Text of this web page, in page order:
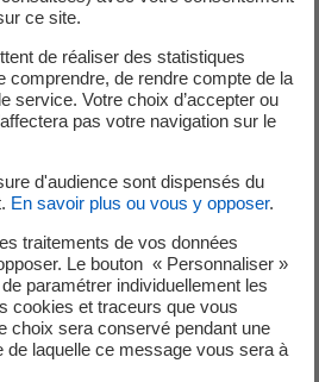
thématiquesde
utiles
sont gourmands en énergie.
pour réaliser des économies.
ce site.
de réaliser des statistiques
comprendre, de rendre compte de la
service. Votre choix d’accepter ou
pas votre navigation sur le
d'audience sont dispensés du
En savoir plus ou vous y opposer.
traitements de vos données
Le bouton « Personnaliser »
paramétrer individuellement les
cookies et traceurs que vous
choix sera conservé pendant une
de laquelle ce message vous sera à